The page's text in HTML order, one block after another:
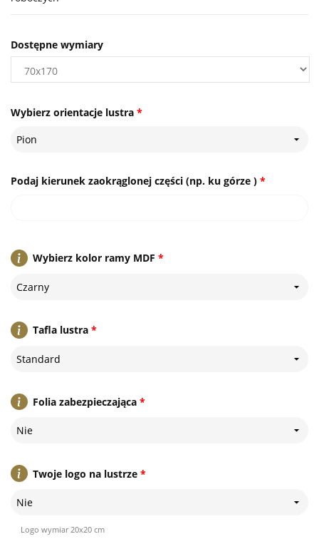
*
Wybierz orientacje lustra
Pion
*
Podaj kierunek zaokrąglonej części (np. ku górze )
*
Wybierz kolor ramy MDF
Czarny
*
Tafla lustra
Standard
*
Folia zabezpieczająca
Nie
*
Twoje logo na lustrze
Nie
Logo wymiar 20x20 cm
Dostępne wymiary